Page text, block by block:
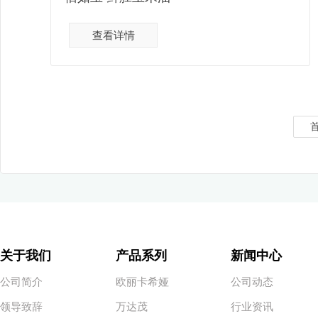
查看详情
关于我们
公司简介
领导致辞
产品系列
欧丽卡希娅
万达茂
新闻中心
公司动态
行业资讯